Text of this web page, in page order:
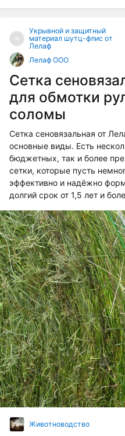
Укрывной и защитный
материал шутц-флис от
Лелаф
Лелаф ООО
Сетка
для обмотки
соломы
Сетка сеновязальная от
основные виды. Есть
бюджетных, так и более
сетки, которые пусть
эффективно и надёжно
долгий срок от 1,5 лет и
Животноводство